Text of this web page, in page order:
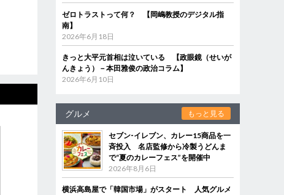
ゼロトラストって何？ 【岡嶋教授のデジタル指
南】
2026年6月18日
きっと大平元首相は泣いている 【政眼鏡（せいが
んきょう）－本田雅俊の政治コラム】
2026年6月10日
グルメ もっと見る
セブン‐イレブン、カレー15商品を一
斉投入 名店監修から冷製うどんま
で“夏のカレーフェス”を開催中
2026年8月6日
横浜高島屋で「韓国市場」がスタート 人気グルメ